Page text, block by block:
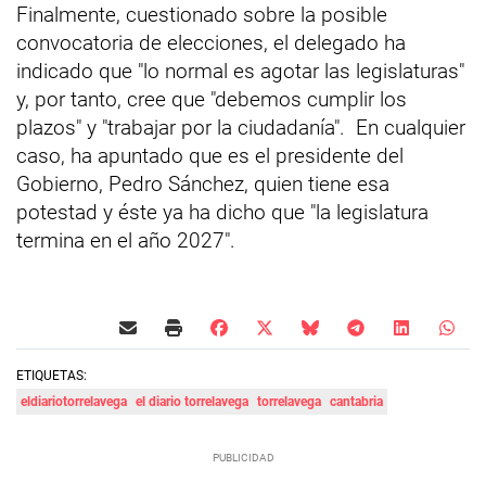
Finalmente, cuestionado sobre la posible
convocatoria de elecciones, el delegado ha
indicado que "lo normal es agotar las legislaturas"
y, por tanto, cree que "debemos cumplir los
plazos" y "trabajar por la ciudadanía". En cualquier
caso, ha apuntado que es el presidente del
Gobierno, Pedro Sánchez, quien tiene esa
potestad y éste ya ha dicho que "la legislatura
termina en el año 2027".
ETIQUETAS:
eldiariotorrelavega el diario torrelavega torrelavega cantabria